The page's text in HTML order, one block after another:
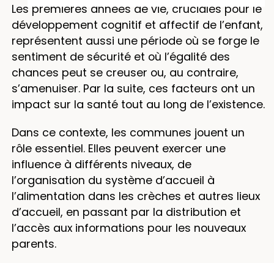
Les premières années de vie, cruciales pour le
développement cognitif et affectif de l’enfant,
représentent aussi une période où se forge le
sentiment de sécurité et où l’égalité des
chances peut se creuser ou, au contraire,
s’amenuiser. Par la suite, ces facteurs ont un
impact sur la santé tout au long de l’existence.
Dans ce contexte, les communes jouent un
rôle essentiel. Elles peuvent exercer une
influence à différents niveaux, de
l’organisation du système d’accueil à
l’alimentation dans les crèches et autres lieux
d’accueil, en passant par la distribution et
l’accès aux informations pour les nouveaux
parents.